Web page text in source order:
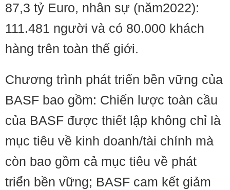
87,3 tỷ Euro, nhân sự (năm2022):
111.481 người và có 80.000 khách
hàng trên toàn thế giới.
Chương trình phát triển bền vững của
BASF bao gồm: Chiến lược toàn cầu
của BASF được thiết lập không chỉ là
mục tiêu về kinh doanh/tài chính mà
còn bao gồm cả mục tiêu về phát
triển bền vững; BASF cam kết giảm